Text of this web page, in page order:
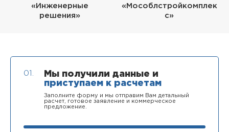
«Инженерные
решения»
«Мособлстройкомплек
с»
01.
Мы получили данные и
приступаем к расчетам
Заполните форму и мы отправим Вам детальный
расчет, готовое заявление и коммерческое
предложение.